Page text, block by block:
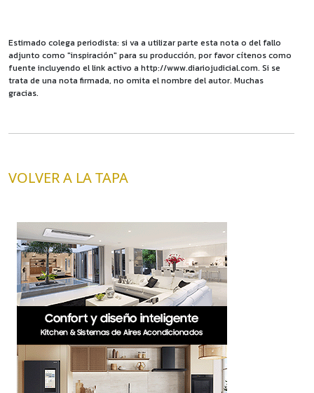
Estimado colega periodista: si va a utilizar parte esta nota o del fallo
adjunto como "inspiración" para su producción, por favor cítenos como
fuente incluyendo el link activo a http://www.diariojudicial.com. Si se
trata de una nota firmada, no omita el nombre del autor. Muchas
gracias.
VOLVER A LA TAPA